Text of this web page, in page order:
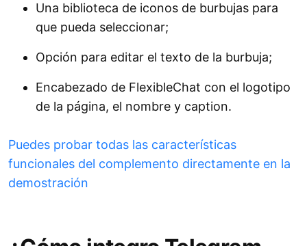
Una biblioteca de iconos de burbujas para
que pueda seleccionar;
Opción para editar el texto de la burbuja;
Encabezado de FlexibleChat con el logotipo
de la página, el nombre y caption.
Puedes probar todas las características
funcionales del complemento directamente en la
demostración